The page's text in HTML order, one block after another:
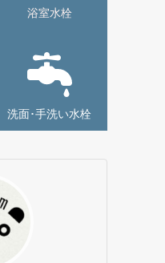
浴室水栓
洗面･手洗い水栓